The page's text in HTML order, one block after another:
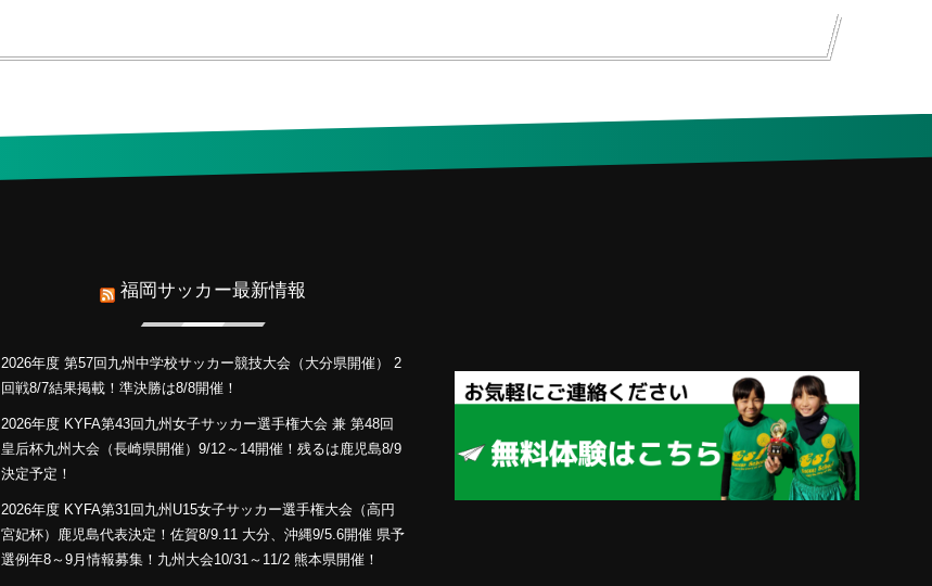
福岡サッカー最新情報
2026年度 第57回九州中学校サッカー競技大会（大分県開催） 2
回戦8/7結果掲載！準決勝は8/8開催！
2026年度 KYFA第43回九州女子サッカー選手権大会 兼 第48回
皇后杯九州大会（長崎県開催）9/12～14開催！残るは鹿児島8/9
決定予定！
2026年度 KYFA第31回九州U15女子サッカー選手権大会（高円
宮妃杯）鹿児島代表決定！佐賀8/9.11 大分、沖縄9/5.6開催 県予
選例年8～9月情報募集！九州大会10/31～11/2 熊本県開催！